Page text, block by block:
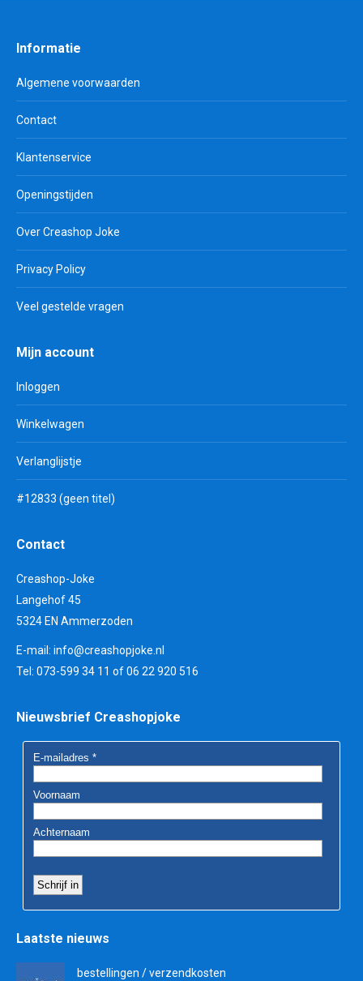
Informatie
Algemene voorwaarden
Contact
Klantenservice
Openingstijden
Over Creashop Joke
Privacy Policy
Veel gestelde vragen
Mijn account
Inloggen
Winkelwagen
Verlanglijstje
#12833 (geen titel)
Contact
Creashop-Joke
Langehof 45
5324 EN Ammerzoden
E-mail: info@creashopjoke.nl
Tel: 073-599 34 11 of 06 22 920 516
Nieuwsbrief Creashopjoke
Laatste nieuws
bestellingen / verzendkosten